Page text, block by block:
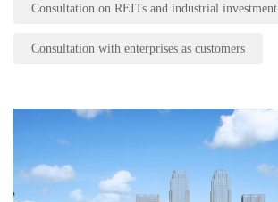
Consultation on REITs and industrial investment
Consultation with enterprises as customers